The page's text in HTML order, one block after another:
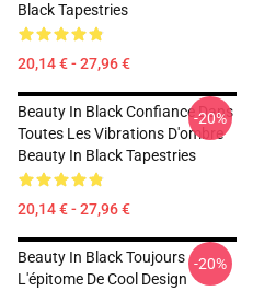
Black Tapestries
20,14 € - 27,96 €
Beauty In Black Confiance Dans
Toutes Les Vibrations D'ombre
Beauty In Black Tapestries
20,14 € - 27,96 €
-20%
Beauty In Black Toujours
L'épitome De Cool Design
-20%